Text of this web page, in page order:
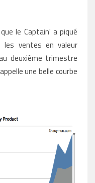
le Captain' a piqué
les ventes en valeur
deuxième trimestre
une belle courbe